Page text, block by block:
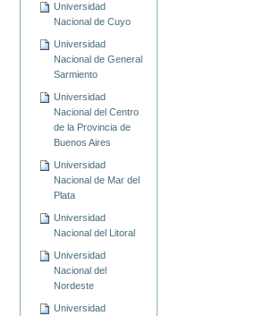
Universidad
Nacional de Cuyo
Universidad
Nacional de General
Sarmiento
Universidad
Nacional del Centro
de la Provincia de
Buenos Aires
Universidad
Nacional de Mar del
Plata
Universidad
Nacional del Litoral
Universidad
Nacional del
Nordeste
Universidad